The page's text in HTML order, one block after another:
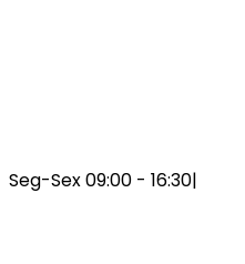
Seg-Sex 09:00 - 16:30|